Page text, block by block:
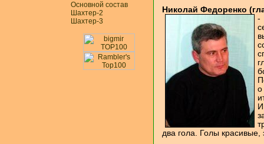
Основной состав
Шахтер-2
Шахтер-3
Николай Федоренко
-
о
два гола. Голы красивые,